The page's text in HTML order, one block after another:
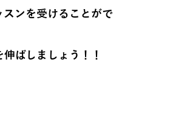
ンを受けることがで
ばしましょう！！